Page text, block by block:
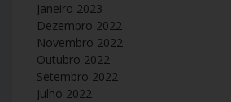
Janeiro 2023
Dezembro 2022
Novembro 2022
Outubro 2022
Setembro 2022
Julho 2022